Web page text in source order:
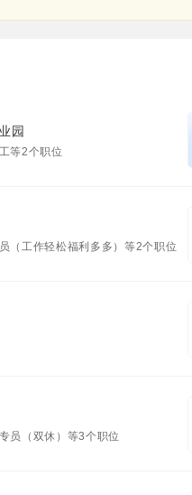
园
等2个职位
（工作轻松福利多多）等2个职位
员（双休）等3个职位